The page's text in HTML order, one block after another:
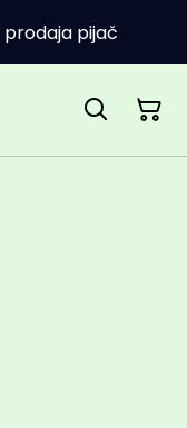
prodaja pijač